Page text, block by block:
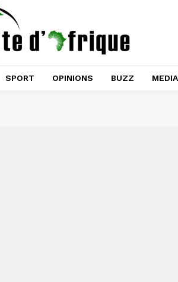
SPORT OPINIONS BUZZ